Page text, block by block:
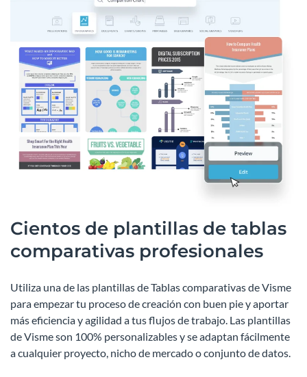
Cientos de plantillas de tablas
comparativas profesionales
Utiliza una de las plantillas de Tablas comparativas de Visme
para empezar tu proceso de creación con buen pie y aportar
más eficiencia y agilidad a tus flujos de trabajo. Las plantillas
de Visme son 100% personalizables y se adaptan fácilmente
a cualquier proyecto, nicho de mercado o conjunto de datos.